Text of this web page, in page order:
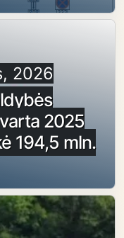
2026
2025
194,5 mln.